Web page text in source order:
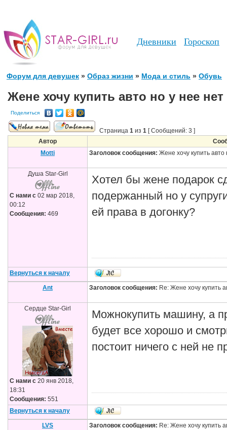
Дневники Гороскоп
Форум для девушек » Образ жизни » Мода и стиль » Обувь
Жене хочу купить авто но у нее
Поделиться
Страница 1 из 1 [ Сообщений: 3 ]
Автор
Motti
Заголовок сообщения: Жене хочу купить авто
Душа Star-Girl
С нами с 02 мар 2018,
00:12
Сообщения: 469
Хотел бы жене подарок
подержанный но у
ей права в догонку?
Вернуться к началу
Ant Заголовок сообщения: Re: Жене хочу купить
Сердце Star-Girl
С нами с 20 янв 2018,
18:31
Сообщения: 551
Можнокупить машину, а
будет все хорошо и
постоит ничего с ней не
Вернуться к началу
LVS Заголовок сообщения: Re: Жене хочу купить